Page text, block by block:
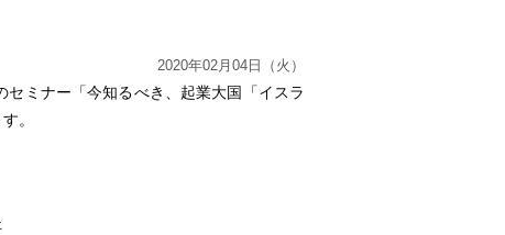
2020年02月04日（火）
ミナー「今知るべき、起業大国「イスラ
。